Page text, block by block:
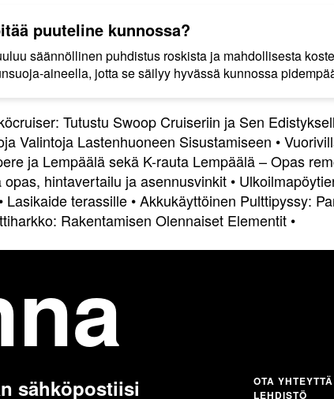
puuteline kunnossa?
säännöllinen puhdistus roskista ja mahdollisesta
aineella, jotta se säilyy hyvässä kunnossa
Tutustu Swoop Cruiseriin ja Sen
Valintoja Lastenhuoneen Sisustamiseen •
ja Lempäälä sekä K-rauta Lempäälä – Opas
hintavertailu ja asennusvinkit •
• Lasikaide terassille •Akkukäyttöinen Pulttipyssy:
Rakentamisen Olennaiset Elementit •
sähköpostiisi
OTA YHTEYTTÄ
LEHDISTÖ